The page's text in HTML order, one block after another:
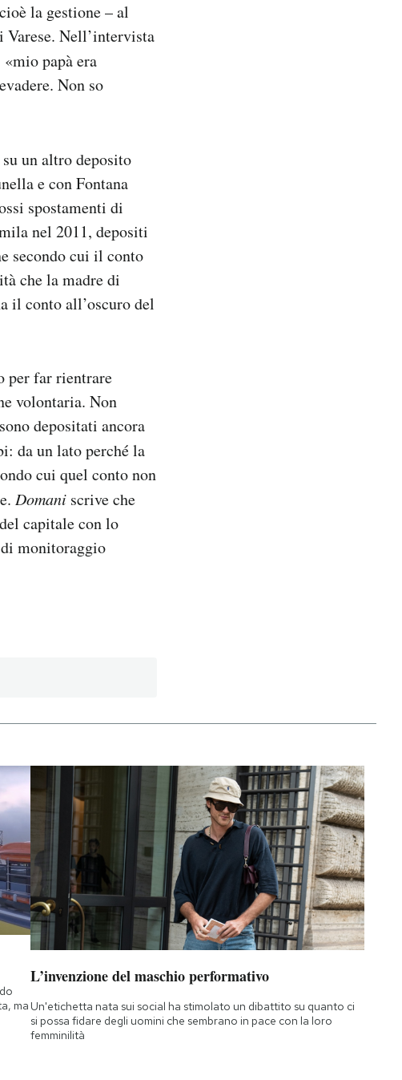
la gestione – al
Nell’intervista
papà era
Non so
un altro deposito
e con Fontana
spostamenti di
nel 2011, depositi
secondo cui il conto
che la madre di
il conto all’oscuro del
per far rientrare
volontaria. Non
depositati ancora
da un lato perché la
cui quel conto non
Domani scrive che
capitale con lo
monitoraggio
ma
L’invenzione del maschio performativo
Un'etichetta nata sui social ha stimolato un dibattito su quanto ci
si possa fidare degli uomini che sembrano in pace con la loro
femminilità